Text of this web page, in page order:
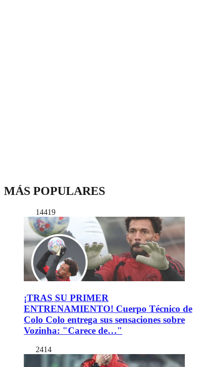
MÁS POPULARES
14419
¡TRAS SU PRIMER
ENTRENAMIENTO! Cuerpo Técnico de
Colo Colo entrega sus sensaciones sobre
Vozinha: "Carece de…"
2414